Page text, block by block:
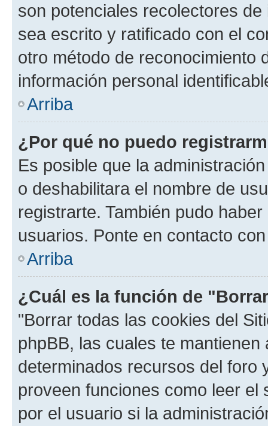
son potenciales recolectores
sea escrito y ratificado con el
otro método de reconocimiento
información personal
Arriba
¿Por qué no puedo
Es posible que la
o deshabilitara el nombre de
registrarte. También pudo
usuarios. Ponte en contacto
Arriba
¿Cuál es la función de
"Borrar todas las cookies del
phpBB, las cuales te
determinados recursos del foro
proveen funciones como leer el
por el usuario si la